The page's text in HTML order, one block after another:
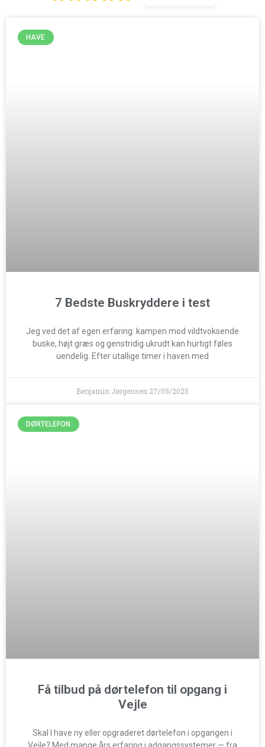
HAVE
7 Bedste Buskryddere i test
Jeg ved det af egen erfaring: kampen mod vildtvoksende
buske, højt græs og genstridig ukrudt kan hurtigt føles
uendelig. Efter utallige timer i haven med
Benjamin Jørgensen 27/05/2025
DØRTELEFON
Få tilbud på dørtelefon til opgang i
Vejle
Skal I have ny eller opgraderet dørtelefon i opgangen i
Vejle? Med mange års erfaring i adgangssystemer — fra